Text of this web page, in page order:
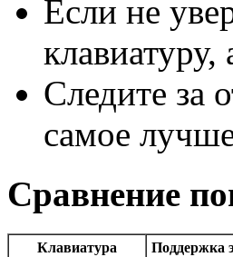
Если не
Следите за
самое
Сравнение
Клавиатура
Поддержка